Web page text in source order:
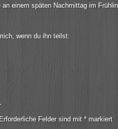
einem späten Nachmittag im
wenn du ihn teilst:
Erforderliche Felder sind mit * markiert